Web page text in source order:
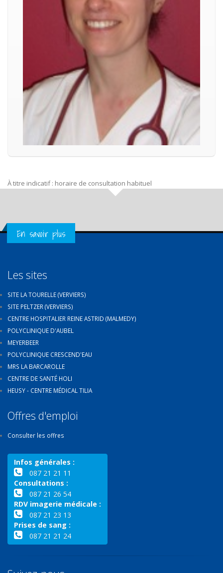
À titre indicatif : horaire de consultation habituel
Get in Touch
En savoir plus
Les sites
SITE LA TOURELLE (VERVIERS)
SITE PELTZER (VERVIERS)
CENTRE HOSPITALIER REINE ASTRID (MALMEDY)
POLYCLINIQUE D'AUBEL
MEYERBEER
POLYCLINIQUE CRESCEND'EAU
MRS LA BARCAROLLE
CENTRE DE SANTÉ HOLI
HEUSY - CENTRE MÉDICAL TILIA
Offres d'emploi
Consulter les offres
Infos générales :
087 21 21 11
Consultations :
087 21 26 54
RDV imagerie médicale :
087 21 23 13
Prises de sang :
087 21 21 24